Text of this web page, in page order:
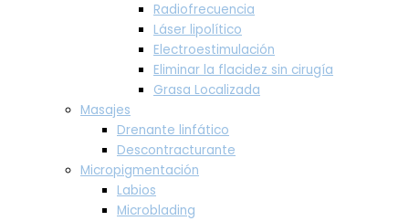
Radiofrecuencia
Láser lipolítico
Electroestimulación
Eliminar la flacidez sin cirugía
Grasa Localizada
Masajes
Drenante linfático
Descontracturante
Micropigmentación
Labios
Microblading